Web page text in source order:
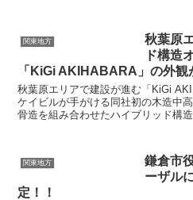
関東地方
秋葉原
ド構造
「KiGi AKIHABARA」の外観
秋葉原エリアで建設が進む「KiGi
ケイビルが手がける同社初の木造中
骨造を組み合わせたハイブリッド構
関東地方
鎌倉市
ーザル
定！！